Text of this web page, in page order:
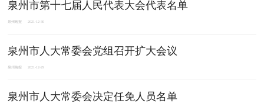
泉州市第十七届人民代表大会代表名单
泉州晚报 2021-12-30
泉州市人大常委会党组召开扩大会议
泉州晚报 2021-12-29
泉州市人大常委会决定任免人员名单